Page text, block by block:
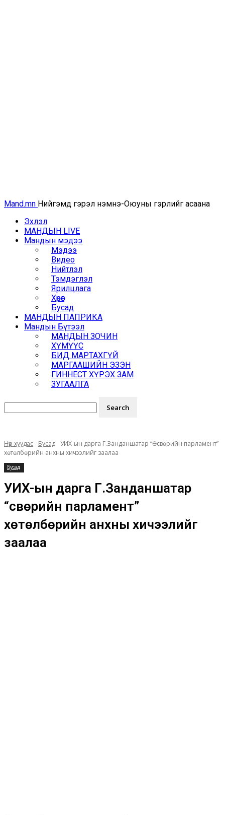
Mand.mn Нийгэмд гэрэл нэмнэ-Оюуны гэрлийг асаана
Эхлэл
МАНДЫН LIVE
Мандын мэдээ
Мэдээ
Видео
Нийтлэл
Тэмдэглэл
Ярилцлага
Хөрөг
Бусад
МАНДЫН ПАПРИКА
Мандын Бүтээл
МАНДЫН ЗОЧИН
ХҮМҮҮС
БИД МАРТАХГҮЙ
МАРГААШИЙН ЭЗЭН
ГИННЕСТ ХҮРЭХ ЗАМ
ЗУГААЛГА
Нүүр хуудас Бусад УИХ-ын дарга Г.Занданшатар “Өсвөрийн парламент”
хөтөлбөрийн анхны хичээлийг заалаа
Бусад
УИХ-ын дарга Г.Занданшатар
“Өсвөрийн парламент”
хөтөлбөрийн анхны хичээлийг
заалаа